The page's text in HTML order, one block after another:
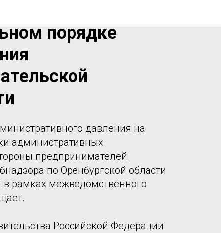
порядке
давления на
административных
предпринимателей
по Оренбургской области
рамках межведомственного
Российской Федерации